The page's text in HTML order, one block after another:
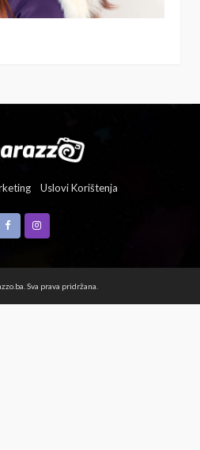
Uslovi Korištenja
Sva prava pridržana.